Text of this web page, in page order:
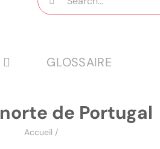
GLOSSAIRE
norte de Portugal
Accueil /